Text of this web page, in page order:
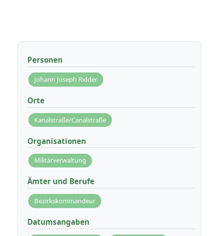
Personen
Johann Joseph Ridder
Orte
Kanalstraße/Canalstraße
Organisationen
Militärverwaltung
Ämter und Berufe
Bezirkskommandeur
Datumsangaben